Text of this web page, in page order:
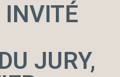
INVITÉ
JURY,